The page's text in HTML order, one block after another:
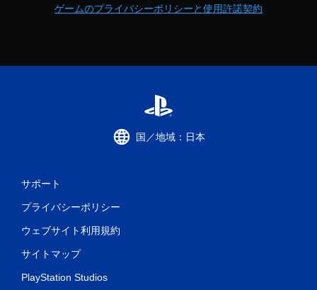
ゲームのプライバシーポリシーと使用許諾契約
国／地域：日本
サポート
プライバシーポリシー
ウェブサイト利用規約
サイトマップ
PlayStation Studios